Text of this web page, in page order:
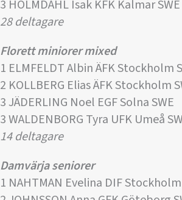
3 HOLMDAHL Isak KFK Kalmar SWE
28 deltagare
Florett miniorer mixed
1 ELMFELDT Albin ÄFK Stockholm
2 KOLLBERG Elias ÄFK Stockholm
3 JÄDERLING Noel EGF Solna SWE
3 WALDENBORG Tyra UFK Umeå
14 deltagare
Damvärja seniorer
1 NAHTMAN Evelina DIF Stockholm